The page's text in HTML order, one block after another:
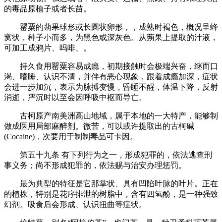
的毒品原植子或者长苗。
罂粟的蒴果球形或长圆状卵形，，成熟时褐色，概况呈蜂
窝状，种子小而多，为黑色或深灰色。从蒴果上提取的汁液，
可加工成鸦片、吗啡、。
持久食用罂粟容易成瘾，初期接触时会极端兴奋，继而口
渴、嗜睡、认识不清，并伴有恶心现象，跟着成瘾加深，症状
会进一步加沉，表示为脉搏变慢，昏睡不醒，体温下降，反射
消逝，严沉时以至会因呼吸中枢而导亡。
古柯原产南美洲高山地域，属于本地的一大特产，能够制
做成医用局部麻醉剂。微苦，可以或许提取出的古柯碱
(Cocaine)，次要用于制制毒品可卡因。
第五十九条 有下列行为之一，形成犯罪的，依法逃查刑
事义务；尚不形成犯罪的，依法赐与治安办理惩罚。
最为典型的特征是它那掌状、具有凹陷叶脉的叶片。正在
的植株，特别是花序排泄的树脂中，含有四氢酚，是一种强致
幻剂。吸食后会形成、认识扭曲等症状。